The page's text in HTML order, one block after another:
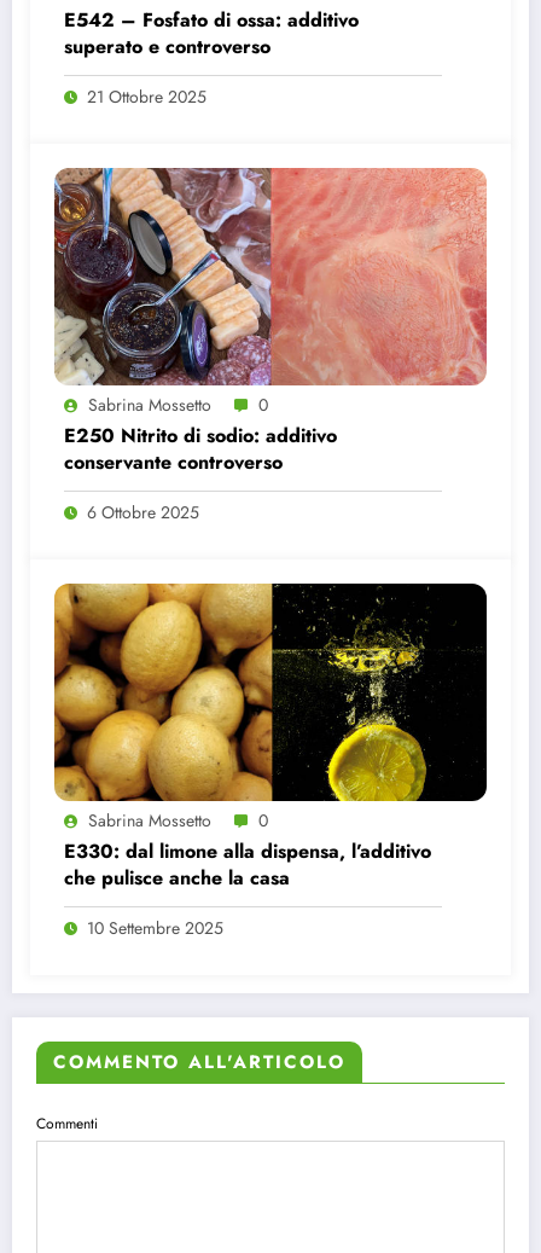
E542 – Fosfato di ossa: additivo
superato e controverso
21 Ottobre 2025
Sabrina Mossetto 0
E250 Nitrito di sodio: additivo
conservante controverso
6 Ottobre 2025
Sabrina Mossetto 0
E330: dal limone alla dispensa, l’additivo
che pulisce anche la casa
10 Settembre 2025
COMMENTO ALL'ARTICOLO
Commenti